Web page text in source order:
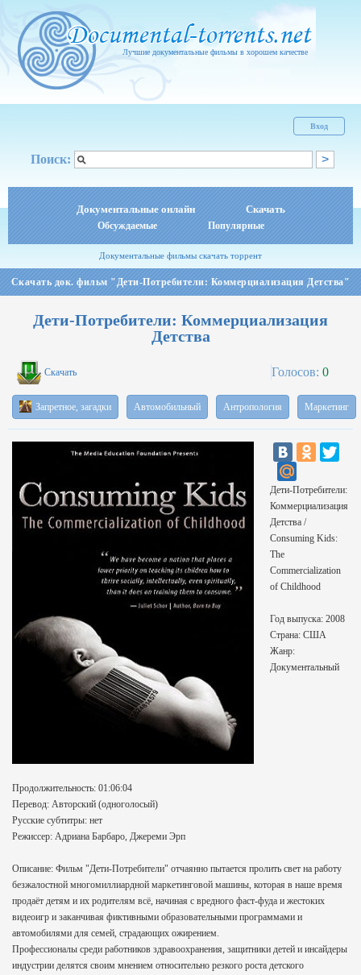
Лучшие документальные фильмы в хорошем качестве
Вход
Поиск:
Документальные онлайн Скачать
Обсуждаемые Популярные
Документальные фильмы скачать торрент
Скачать док. фильм "Дети-Потребители: Коммерциализация Детства"
Дети-Потребители: Коммерциализация
Детства
Скачать Голосов: 0
Запретное, загадки Автомобильный Антропология Маркетинг
Дети-Потребители:
Коммерциализация
Детства /
Consuming Kids:
The
Commercialization
of Childhood
Год выпуска: 2008
Страна: США
Жанр:
Документальный
Продолжительность: 01:06:04
Перевод: Авторский (одноголосый)
Русские субтитры: нет
Режиссер: Адриана Барбаро, Джереми Эрп
Описание: Фильм "Дети-Потребители" отчаянно пытается пролить свет на работу
безжалостной многомиллиардной маркетинговой машины, которая в наше время
продаёт детям и их родителям всё, начиная с вредного фаст-фуда и жестоких
видеоигр и заканчивая фиктивными образовательными программами и
автомобилями для семей, страдающих ожирением.
Профессионалы среди работников здравоохранения, защитники детей и инсайдеры
индустрии делятся своим мнением относительно резкого роста детского